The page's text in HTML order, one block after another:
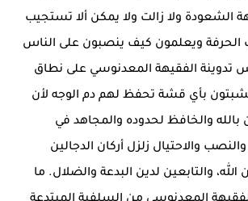
الشعودة ولا زالت ولا يمكن ألا تستجيب
الحرفة ويعلمون كيف ينصبون على الناس
تدوينة الفقيهة المعدنوسي على نطاق
بأي قشة تحفظ لهم دم الوجه لأن
بالله والخافظ لحدوده والمجاهد في
والاحتيال زلزل أركان الدجالين
والتابعين لدين البدعة والضلال. ما